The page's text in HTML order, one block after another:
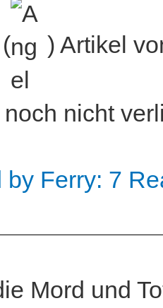
) Artikel
nicht
by Ferry: 7
Mord und